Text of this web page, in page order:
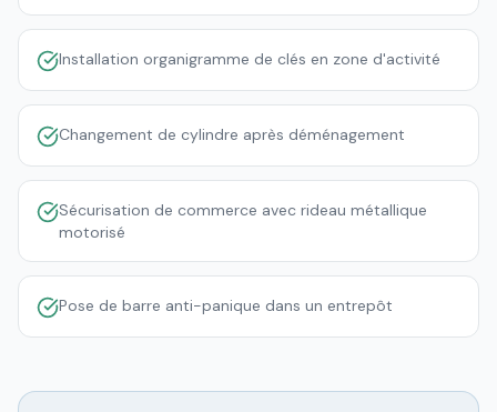
Installation organigramme de clés en zone d'activité
Changement de cylindre après déménagement
Sécurisation de commerce avec rideau métallique
motorisé
Pose de barre anti-panique dans un entrepôt